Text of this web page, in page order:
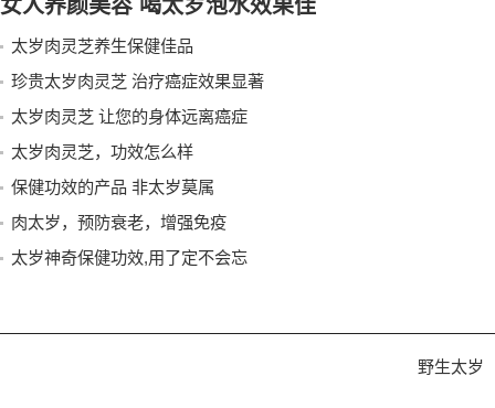
女人养颜美容 喝太岁泡水效果佳
太岁肉灵芝养生保健佳品
珍贵太岁肉灵芝 治疗癌症效果显著
太岁肉灵芝 让您的身体远离癌症
太岁肉灵芝，功效怎么样
保健功效的产品 非太岁莫属
肉太岁，预防衰老，增强免疫
太岁神奇保健功效,用了定不会忘
野生太岁